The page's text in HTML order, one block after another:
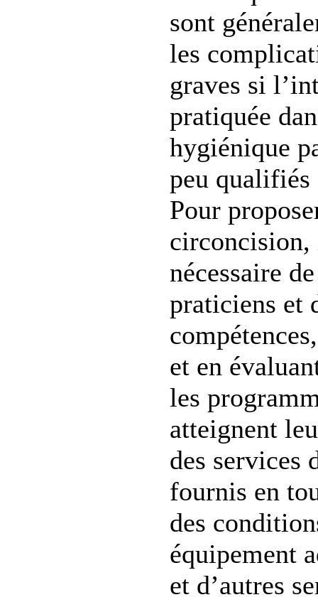
sont
les
graves si
pratiquée
hygiénique
peu qualifiés
Pour
circoncision,
nécessaire
praticiens et
et en
les
atteignent
des services
fournis en
des
équipement
et d’autres